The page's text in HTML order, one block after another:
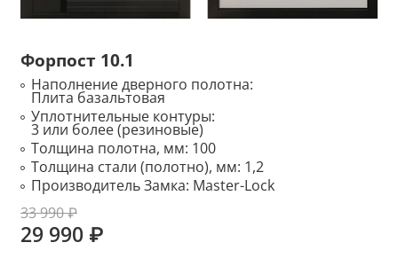
Форпост 10.1
Наполнение дверного полотна:
Плита базальтовая
Уплотнительные контуры:
3 или более (резиновые)
Толщина полотна, мм: 100
Толщина стали (полотно), мм: 1,2
Производитель Замка: Master-Lock
33 990 ₽
29 990 ₽